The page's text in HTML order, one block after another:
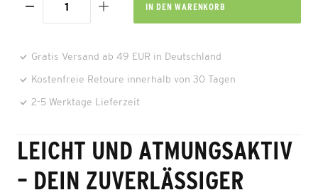
IN DEN WARENKORB
Gratis Versand ab 49 EUR in Deutschland
Kostenfreie Retoure innerhalb von 30 Tagen
2-5 Werktage Lieferzeit
LEICHT UND ATMUNGSAKTIV
– DEIN ZUVERLÄSSIGER